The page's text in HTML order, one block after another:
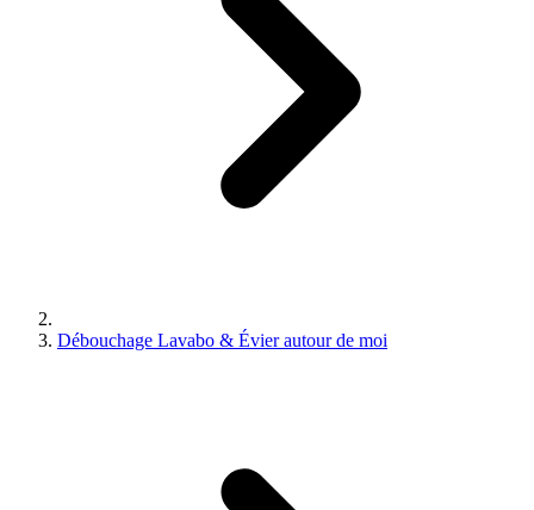
Débouchage Lavabo & Évier autour de moi